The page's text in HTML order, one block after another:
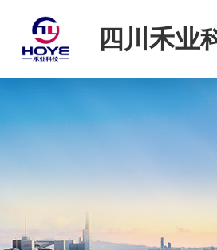
四川禾业